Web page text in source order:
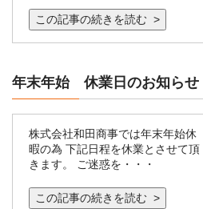
この記事の続きを読む >
年末年始 休業日のお知らせ
株式会社和田商事では年末年始休
暇の為 下記日程を休業とさせて頂
きます。 ご迷惑を・・・
この記事の続きを読む >